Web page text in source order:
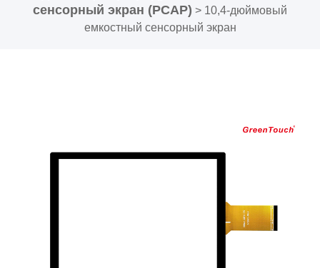
сенсорных
сенсорный экран (PCAP) > 10,4-дюймовый
емкостный сенсорный экран